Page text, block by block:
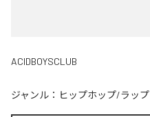
ACIDBOYSCLUB
ジャンル： ヒップホップ/ラップ